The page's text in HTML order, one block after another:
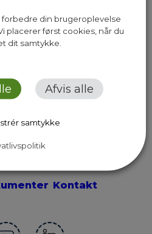
Kontakt
forbedre din brugeroplevelse
placerer først cookies, når du
dit samtykke.
Afvis alle
samtykke